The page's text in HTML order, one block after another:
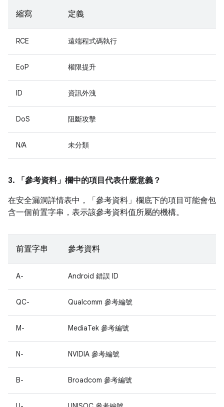
縮寫 定義
RCE 遠端程式碼執行
EoP 權限提升
ID 資訊外洩
DoS 阻斷攻擊
N/A 未分類
3. 「參考資料」 欄中的項目代表什麼意義？
在安全漏洞詳情表中，「參考資料」 欄底下的項目可能會包
含一個前置字串，表示該參考資料值所屬的機構。
前置字串 參考資料
A- Android 錯誤 ID
QC- Qualcomm 參考編號
M- MediaTek 參考編號
N- NVIDIA 參考編號
B- Broadcom 參考編號